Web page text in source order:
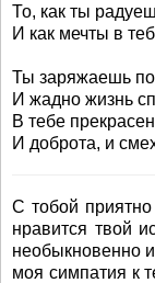
То, как ты
И как мечты в
Ты заряжаешь
И жадно жизнь
В тебе
И доброта, и
С тобой
нравится твой
необыкновенно
моя симпатия к